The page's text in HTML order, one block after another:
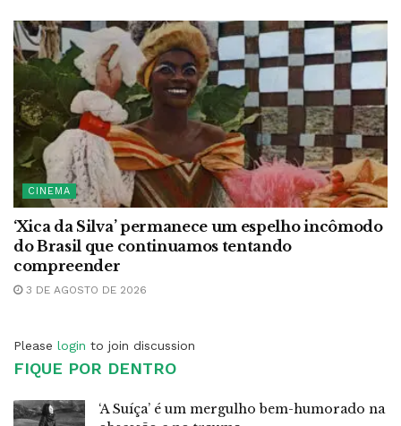
CINEMA
‘Xica da Silva’ permanece um espelho incômodo
do Brasil que continuamos tentando
compreender
3 DE AGOSTO DE 2026
Please login to join discussion
FIQUE POR DENTRO
‘A Suíça’ é um mergulho bem-humorado na